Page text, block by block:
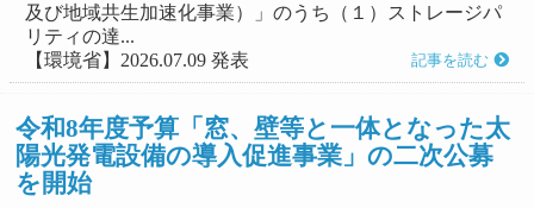
及び地域共生加速化事業）」のうち（１）ストレージパ
リティの達...
【環境省】2026.07.09 発表
記事を読む
令和8年度予算「窓、壁等と一体となった太
陽光発電設備の導入促進事業」の二次公募
を開始